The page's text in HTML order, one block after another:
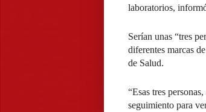
laboratorios,
Serían unas “tres
diferentes marcas
de Salud.
“Esas tres
seguimiento para